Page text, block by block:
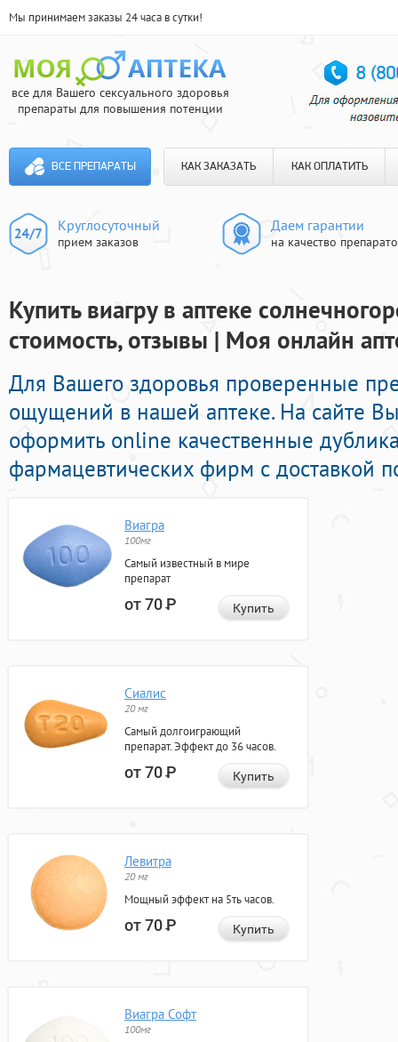
Мы принимаем заказы 24 часа в сутки!
все для Вашего сексуального здоровья
препараты для повышения потенции
ВСЕ ПРЕПАРАТЫ КАК ЗАКАЗАТЬ КАК ОПЛАТИТЬ
Круглосуточный
прием заказов
Даем гарантии
на качество
Купить виагру в аптеке
стоимость, отзывы | Моя онлайн
Для Вашего здоровья проверенные
ощущений в нашей аптеке. На сайте
оформить online качественные
фармацевтических фирм с доставкой
Виагра
100мг
Самый известный в мире
препарат
от 70Р Купить
Сиалис
20 мг
Самый долгоиграющий
препарат. Эффект до 36 часов.
от 70Р Купить
Левитра
20 мг
Мощный эффект на 5ть часов.
от 70Р Купить
Виагра Софт
100мг